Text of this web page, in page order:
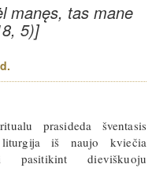
manęs, tas mane
5)]
prasideda šventasis
iš naujo kviečia
pasitikint dieviškuoju